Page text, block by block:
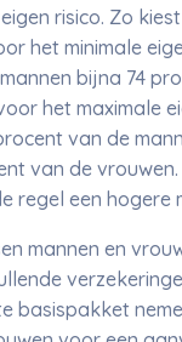
risico. Zo
het minimale
bijna 74
het maximale
van de
van de
regel een hogere
mannen en
basispakket